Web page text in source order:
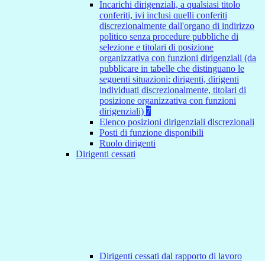
Incarichi dirigenziali, a qualsiasi titolo
conferiti, ivi inclusi quelli conferiti
discrezionalmente dall'organo di indirizzo
politico senza procedure pubbliche di
selezione e titolari di posizione
organizzativa con funzioni dirigenziali (da
pubblicare in tabelle che distinguano le
seguenti situazioni: dirigenti, dirigenti
individuati discrezionalmente, titolari di
posizione organizzativa con funzioni
dirigenziali) 7
Elenco posizioni dirigenziali discrezionali
Posti di funzione disponibili
Ruolo dirigenti
Dirigenti cessati
Dirigenti cessati dal rapporto di lavoro